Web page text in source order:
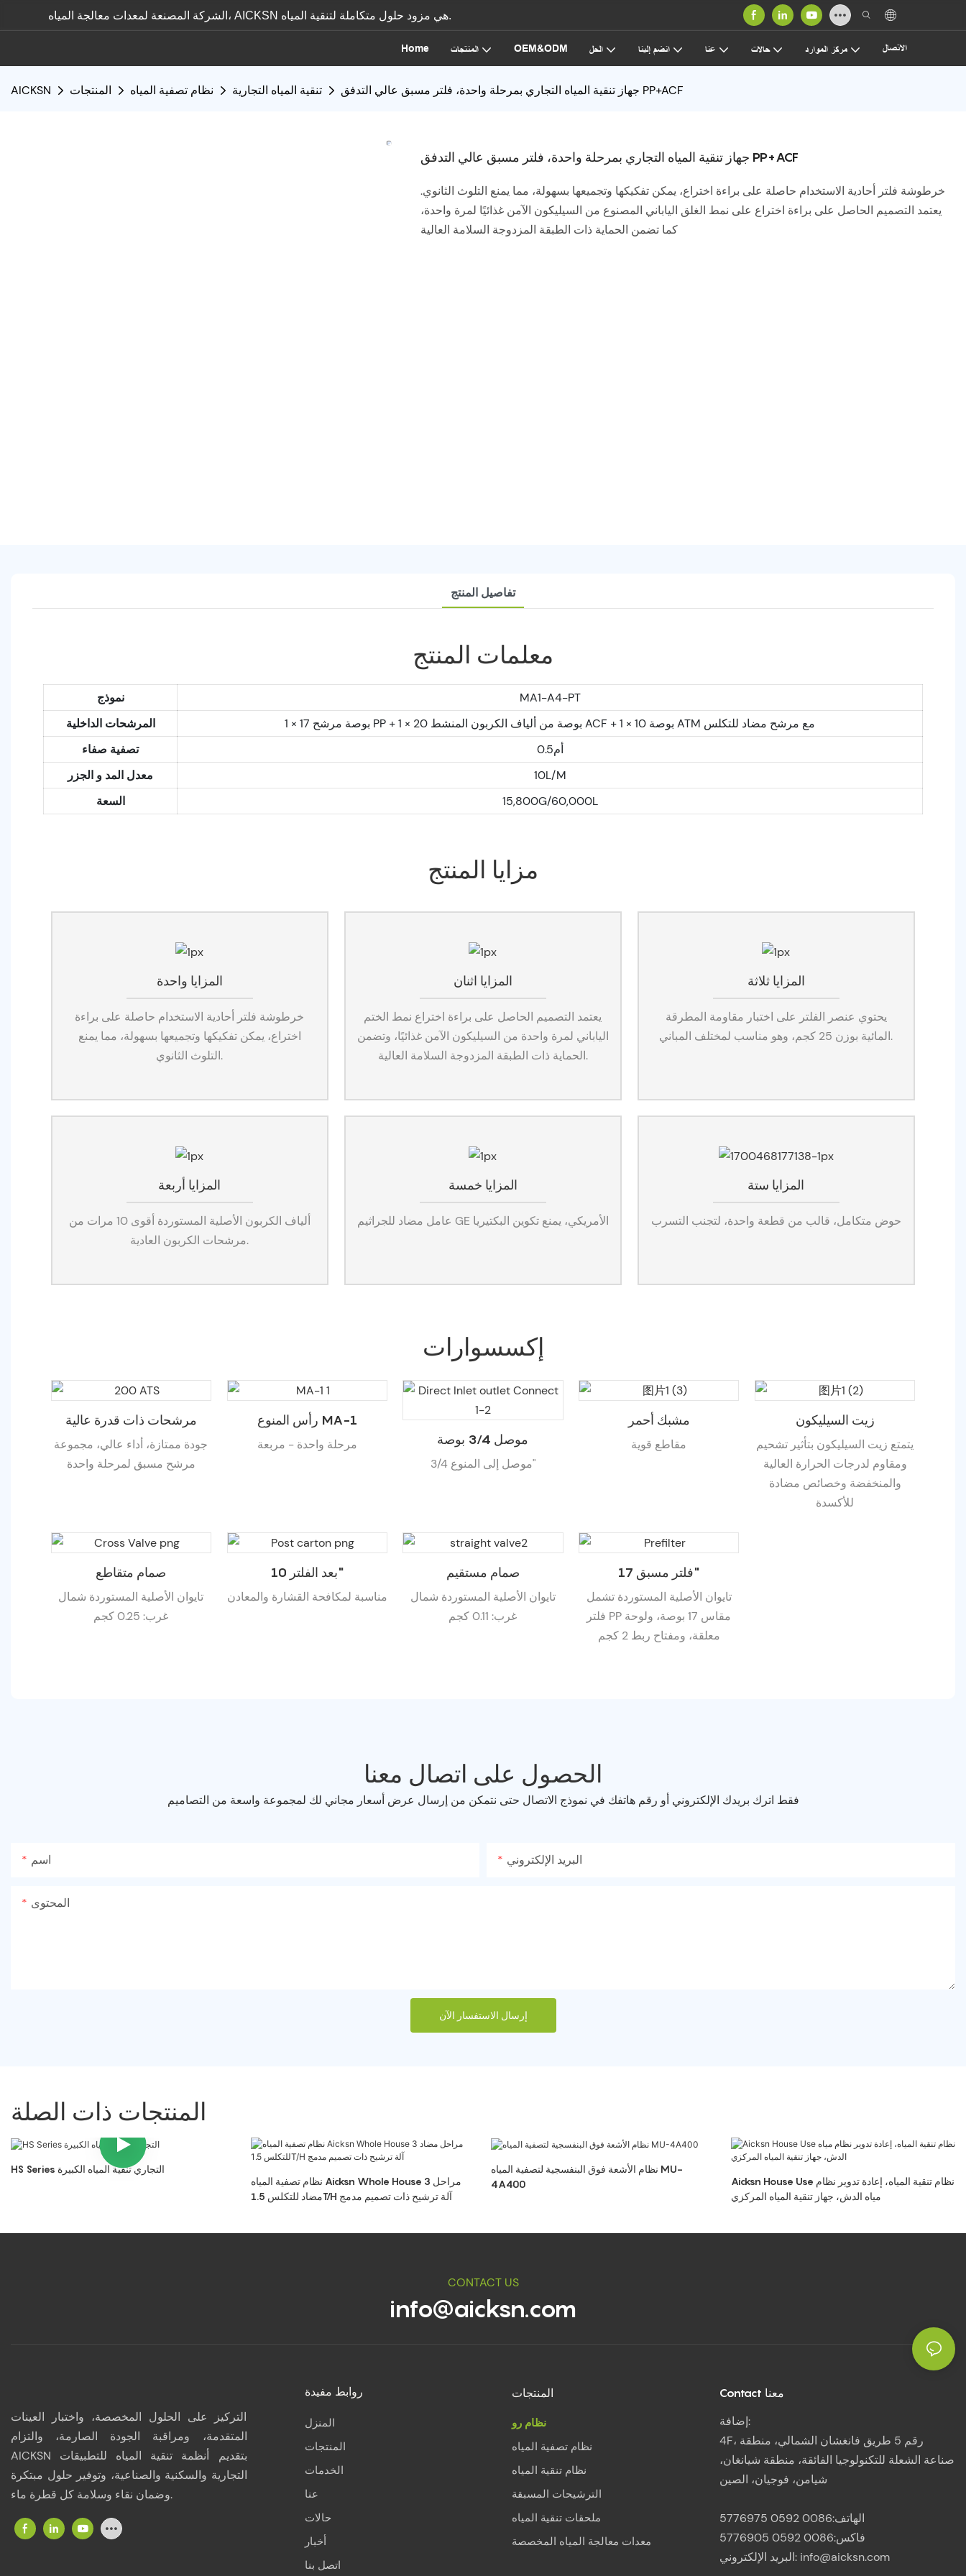
الشركة المصنعة لمعدات معالجة المياه، AICKSN هي مزود حلول متكاملة لتنقية المياه.
Home المنتجات OEM&ODM الحل انضم إلينا عنا حالات مركز الموارد الاتصال
AICKSN المنتجات نظام تصفية المياه تنقية المياه التجارية جهاز تنقية المياه التجاري بمرحلة واحدة، فلتر مسبق عالي التدفق PP+ACF
جهاز تنقية المياه التجاري بمرحلة واحدة، فلتر مسبق عالي التدفق PP+ACF
خرطوشة فلتر أحادية الاستخدام حاصلة على براءة اختراع، يمكن تفكيكها وتجميعها بسهولة، مما يمنع التلوث الثانوي.
يعتمد التصميم الحاصل على براءة اختراع على نمط الغلق الياباني المصنوع من السيليكون الآمن غذائيًا لمرة واحدة،
كما تضمن الحماية ذات الطبقة المزدوجة السلامة العالية
تفاصيل المنتج
معلمات المنتج
نموذج
MA1-A4-PT
المرشحات الداخلية
1 × 17 بوصة مرشح PP + 1 × 20 بوصة من ألياف الكربون المنشط ACF + 1 × 10 بوصة ATM مع مرشح مضاد للتكلس
تصفية صفاء
أم0.5
معدل المد و الجزر
10L/M
السعة
15,800G/60,000L
مزايا المنتج
المزايا واحدة
خرطوشة فلتر أحادية الاستخدام حاصلة على براءة
اختراع، يمكن تفكيكها وتجميعها بسهولة، مما يمنع
التلوث الثانوي.
المزايا اثنان
يعتمد التصميم الحاصل على براءة اختراع نمط الختم
الياباني لمرة واحدة من السيليكون الآمن غذائيًا، وتضمن
الحماية ذات الطبقة المزدوجة السلامة العالية.
المزايا ثلاثة
يحتوي عنصر الفلتر على اختبار مقاومة المطرقة
المائية بوزن 25 كجم، وهو مناسب لمختلف المباني.
المزايا أربعة
ألياف الكربون الأصلية المستوردة أقوى 10 مرات من
مرشحات الكربون العادية.
المزايا خمسة
عامل مضاد للجراثيم GE الأمريكي، يمنع تكوين البكتيريا
المزايا ستة
حوض متكامل، قالب من قطعة واحدة، لتجنب التسرب
إكسسوارات
مرشحات ذات قدرة عالية
جودة ممتازة، أداء عالي، مجموعة
مرشح مسبق لمرحلة واحدة
رأس المنوع MA-1
مرحلة واحدة - مربعة
موصل 3/4 بوصة
موصل إلى المنوع 3/4"
مشبك أحمر
مقاطع قوية
زيت السيليكون
يتمتع زيت السيليكون بتأثير تشحيم
ومقاوم لدرجات الحرارة العالية
والمنخفضة وخصائص مضادة
للأكسدة
صمام متقاطع
تايوان الأصلية المستوردة شمال
غرب: 0.25 كجم
بعد الفلتر 10"
مناسبة لمكافحة القشارة والمعادن
صمام مستقيم
تايوان الأصلية المستوردة شمال
غرب: 0.11 كجم
فلتر مسبق 17"
تايوان الأصلية المستوردة تشمل
فلتر PP مقاس 17 بوصة، ولوحة
معلقة، ومفتاح ربط 2 كجم
الحصول على اتصال معنا
فقط اترك بريدك الإلكتروني أو رقم هاتفك في نموذج الاتصال حتى نتمكن من إرسال عرض أسعار مجاني لك لمجموعة واسعة من التصاميم
اسم البريد الإلكتروني
المحتوى
إرسال الاستفسار الآن
المنتجات ذات الصلة
HS Series التجاري تنقية المياه الكبيرة
نظام تصفية المياه Aicksn Whole House 3 مراحل
مضاد للتكلس 1.5T/H آلة ترشيح ذات تصميم مدمج
نظام الأشعة فوق البنفسجية لتصفية المياه MU-
4A400
Aicksn House Use نظام تنقية المياه، إعادة تدوير نظام
مياه الدش، جهاز تنقية المياه المركزي
CONTACT US
info@aicksn.com
التركيز على الحلول المخصصة، واختبار العينات
المتقدمة، ومراقبة الجودة الصارمة، والتزام
AICKSN بتقديم أنظمة تنقية المياه للتطبيقات
التجارية والسكنية والصناعية، وتوفير حلول مبتكرة
وضمان نقاء وسلامة كل قطرة ماء.
روابط مفيدة
المنزل
المنتجات
الخدمات
عنا
حالات
أخبار
اتصل بنا
المنتجات
نظام رو
نظام تصفية المياه
نظام تنقية المياه
الترشيحات المسبقة
ملحقات تنقية المياه
معدات معالجة المياه المخصصة
Contact معنا
إضافة:
4F، رقم 5 طريق فانغشان الشمالي، منطقة
صناعة الشعلة للتكنولوجيا الفائقة، منطقة شيانغان،
شيامن، فوجيان، الصين
الهاتف:0086 0592 5776975
فاكس:0086 0592 5776905
البريد الإلكتروني: info@aicksn.com